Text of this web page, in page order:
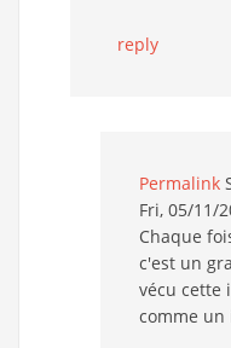
reply
Permalink
Fri, 05/11/
Chaque
c'est un
vécu cette
comme